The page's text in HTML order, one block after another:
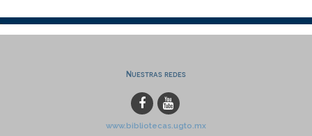
Nuestras redes
www.bibliotecas.ugto.mx